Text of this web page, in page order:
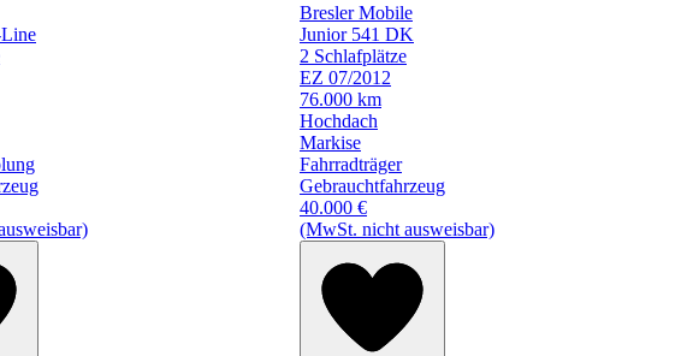
Bresler Mobile
Junior 541 DK
2 Schlafplätze
EZ 07/2012
76.000 km
Hochdach
Markise
Fahrradträger
Gebrauchtfahrzeug
40.000 €
(MwSt. nicht ausweisbar)